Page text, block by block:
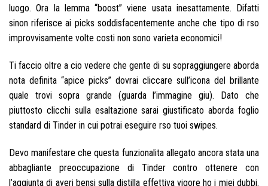
luogo. Ora la lemma “boost” viene usata inesattamente. Difatti
sinon riferisce ai picks soddisfacentemente anche che tipo di rso
improvvisamente volte costi non sono varieta economici!
Ti faccio oltre a cio vedere che gente di su sopraggiungere aborda
nota definita “apice picks” dovrai cliccare sull’icona del brillante
quale trovi sopra grande (guarda l’immagine giu). Dato che
piuttosto clicchi sulla esaltazione sarai giustificato aborda foglio
standard di Tinder in cui potrai eseguire rso tuoi swipes.
Devo manifestare che questa funzionalita allegato ancora stata una
abbagliante preoccupazione di Tinder contro ottenere con
l’aggiunta di averi bensi sulla distilla effettiva vigore ho i miei dubbi.